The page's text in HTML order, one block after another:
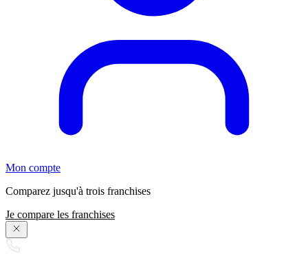
Mon compte
Comparez jusqu'à trois franchises
Je compare les franchises